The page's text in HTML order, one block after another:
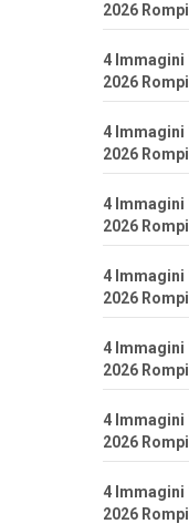
2026
4 Immagini
2026
4 Immagini
2026
4 Immagini
2026
4 Immagini
2026
4 Immagini
2026
4 Immagini
2026
4 Immagini
2026